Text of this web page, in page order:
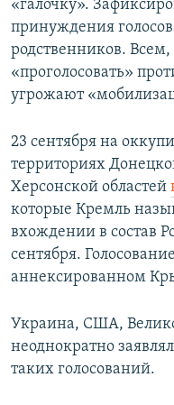
«галочку».
принуждения
родственников. Всем,
«проголосовать»
угрожают
23 сентября на
территориях
Херсонской областей
которые Кремль
вхождении в состав
сентября.
аннексированном
Украина, США,
неоднократно
таких голосований.